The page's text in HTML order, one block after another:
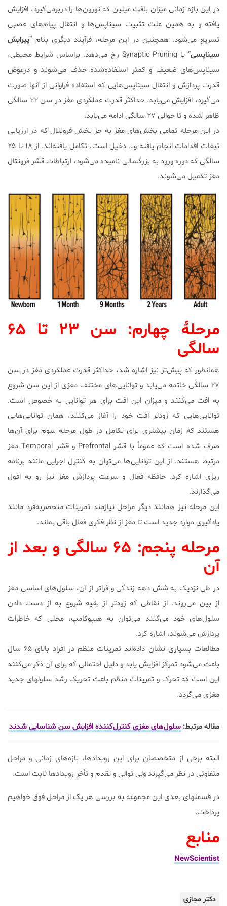
در این بازه زمانی میزان بافت میلین که نورون‌ها را دربرمی‌گیرد، افزایش
یافته و به همین علت تثبیت سیناپس‌ها و انتقال پیام‌های عصبی
تسریع می‌شود. همچنین در این مرحله، فرآیند دیگری بنام “پیرایش
سیناپسی
” یا Synaptic Pruning رخ می‌دهد. براساس شرایط محیطی،
سیناپس‌های ضعیف و کمتر استفاده‌شده حذف می‌شوند و درعوض
قدرت پردازش و انتقال سیناپس‌هایی که استفاده فراوانی از آنها صورت
می‌گیرد، افزایش می‌یابد. حداکثر قدرت عملکردی مغز در سن ۲۲ سالگی
ظاهر شده و تا حوالی ۲۷ سالگی ادامه می‌یابد.
در این مرحله تمامی بخش‌های مغز به جز بخش فرونتال که در ارزیابی
تبعات اقدامات انجام یافته و… دخیل است، تکامل یافته‌اند. از ۱۸ تا ۲۵
سالگی که دوره ورود به بزرگسالی نامیده می‌شود، ارتباطات قشر فرونتال
مغز تکمیل می‌شوند.
مرحلۀ چهارم: سن ۲۳ تا ۶۵
سالگی
همانطور که پیش‌تر نیز اشاره شد، حداکثر قدرت عملکردی مغز در سن
۲۷ سالگی خاتمه می‌یابد و توانایی‌های مختلف مغزی از این سن شروع
به افت می‌کنند و میزان این افت برای هر توانایی به خصوص است.
توانایی‌هایی که زودتر افت خود را آغاز می‌کنند، همان توانایی‌هایی
هستند که زمان بیشتری برای تکامل در طول مرحله سوم برای آن‌ها
صرف شده‌ است که عموماً با قشر Prefrontal و قشر Temporal مغز
مرتبط هستند. از این توانایی‌ها می‌توان به کنترل اجرایی مانند برنامه
‌ریزی اشاره کرد. حافظه فعال و سرعت پردازش مغز نیز رو به افول
می‌گذارند.
این مرحله نیز همانند دیگر مراحل نیازمند تمرینات منحصربه‌فرد مانند
یادگیری موارد جدید است تا مغز از نظر فکری فعال باقی بماند.
مرحله پنجم: ۶۵ سالگی و بعد از
آن
در طی نزدیک به شش دهه زندگی و فراتر از آن، سلول‌های اساسی مغز
از بین می‌روند. از نقاطی که زودتر از بقیه شروع به از دست دادن
سلول‌های خود می‌کنند می‌توان به هیپوکامپ، محلی که خاطرات
پردازش می‌شوند، اشاره کرد.
مطالعات بسیاری نشان داده‌اند تمرینات منظم در افراد بالای ۶۵ سال
باعث می‌شود تمرکز افزایش یابد و دلیل احتمالی که برای آن ذکر می‌کنند
این است که تحرک و تمرینات منظم باعث تحریک رشد سلولهای جدید
مغزی می‌گردد.
مقاله مرتبط: سلول‌های مغزی کنترل‌کننده افزایش سن شناسایی شدند
البته برخی از متخصصان برای این رویدادها، بازه‌های زمانی و مراحل
متفاوتی در نظر می‌گیرند ولی توالی و تقدم و تأخر رویدادها ثابت است.
در قسمتهای بعدی این مجموعه به بررسی هر یک از مراحل فوق خواهیم
پرداخت.
منابع
NewScientist
دکتر مجازی